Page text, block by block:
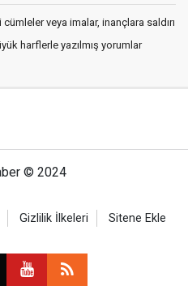
veya imalar, inançlara saldırı
harflerle yazılmış yorumlar
© 2024
Gizlilik İlkeleri Sitene Ekle